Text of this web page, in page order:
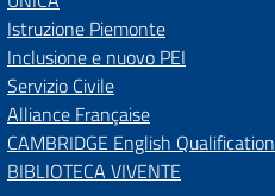
Istruzione Piemonte
Inclusione e nuovo PEI
Servizio Civile
Alliance Française
CAMBRIDGE English Qualification
BIBLIOTECA VIVENTE